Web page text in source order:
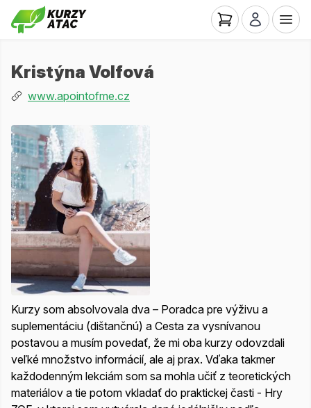
Kristýna Volfová
www.apointofme.cz
Kurzy som absolvovala dva – Poradca pre výživu a
suplementáciu (dištančnú) a Cesta za vysnívanou
postavou a musím povedať, že mi oba kurzy odovzdali
veľké množstvo informácií, ale aj prax. Vďaka takmer
každodenným lekciám som sa mohla učiť z teoretických
materiálov a tie potom vkladať do praktickej časti - Hry